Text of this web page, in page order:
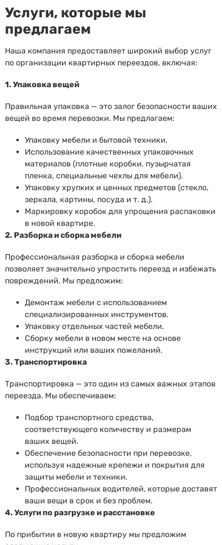
Услуги, которые мы
предлагаем
Наша компания предоставляет широкий выбор услуг
по организации квартирных переездов, включая:
1. Упаковка вещей
Правильная упаковка — это залог безопасности ваших
вещей во время перевозки. Мы предлагаем:
Упаковку мебели и бытовой техники.
Использование качественных упаковочных
материалов (плотные коробки, пузырчатая
пленка, специальные чехлы для мебели).
Упаковку хрупких и ценных предметов (стекло,
зеркала, картины, посуда и т. д.).
Маркировку коробок для упрощения распаковки
в новой квартире.
2. Разборка и сборка мебели
Профессиональная разборка и сборка мебели
позволяет значительно упростить переезд и избежать
повреждений. Мы предложим:
Демонтаж мебели с использованием
специализированных инструментов.
Упаковку отдельных частей мебели.
Сборку мебели в новом месте на основе
инструкций или ваших пожеланий.
3. Транспортировка
Транспортировка — это один из самых важных этапов
переезда. Мы обеспечиваем:
Подбор транспортного средства,
соответствующего количеству и размерам
ваших вещей.
Обеспечение безопасности при перевозке,
используя надежные крепежи и покрытия для
защиты мебели и техники.
Профессиональных водителей, которые доставят
ваши вещи в срок и без проблем.
4. Услуги по разгрузке и расстановке
По прибытии в новую квартиру мы предложим